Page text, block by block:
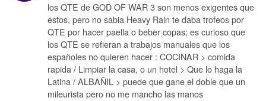
los QTE de GOD OF WAR 3 son menos exigentes que
estos, pero no sabia Heavy Rain te daba trofeos por
QTE por hacer paella o beber copas; es curioso que
los QTE se refieran a trabajos manuales que los
españoles no quieren hacer : COCINAR > comida
rapida / Limpiar la casa, o un hotel > Que lo haga la
Latina / ALBAÑIL > puede que gane el doble que un
mileurista pero no me mancho las manos